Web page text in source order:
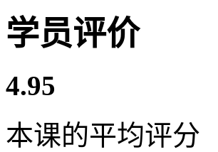
学员评价
4.95
本课的平均评分